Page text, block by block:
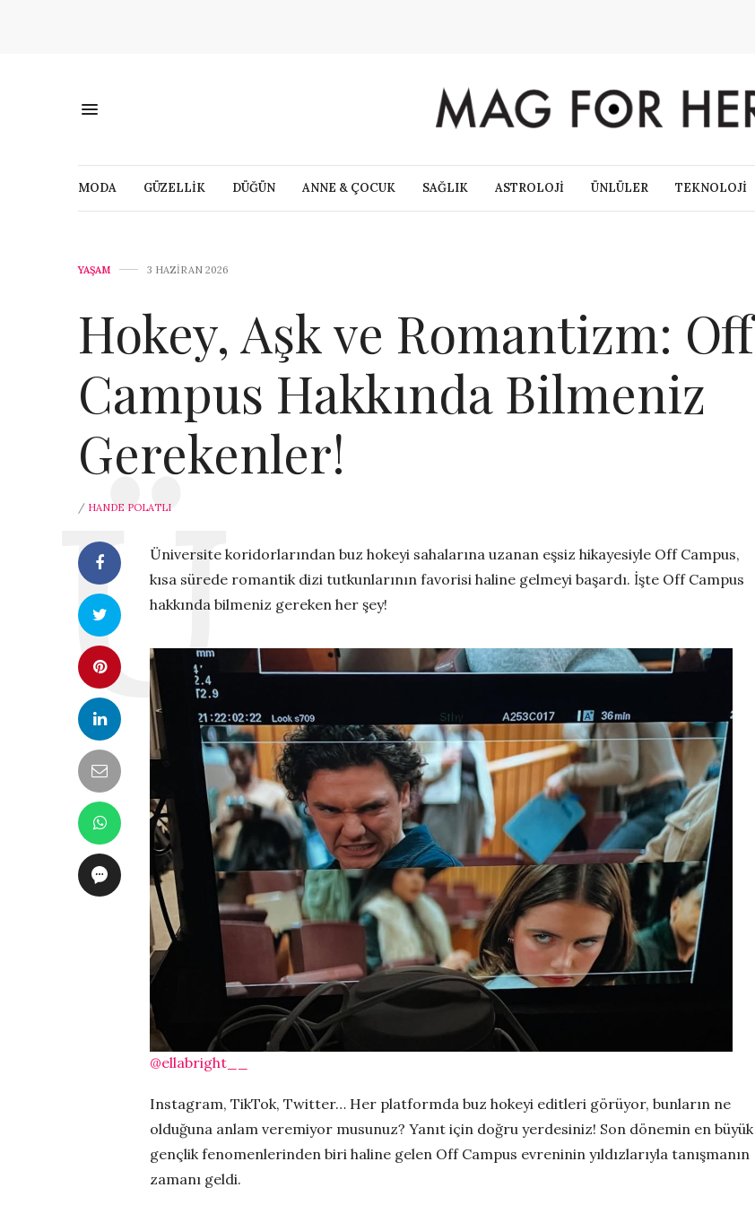
MODA GÜZELLİK DÜĞÜN ANNE & ÇOCUK SAĞLIK ASTROLOJİ ÜNLÜLER TEKNOLOJİ
YAŞAM 3 HAZIRAN 2026
Hokey, Aşk ve Romantizm: Off
Campus Hakkında Bilmeniz
Gerekenler!
/ HANDE POLATLI
Üniversite koridorlarından buz hokeyi sahalarına uzanan eşsiz hikayesiyle Off Campus,
kısa sürede romantik dizi tutkunlarının favorisi haline gelmeyi başardı. İşte Off Campus
hakkında bilmeniz gereken her şey!
@ellabright__
Instagram, TikTok, Twitter… Her platformda buz hokeyi editleri görüyor, bunların ne
olduğuna anlam veremiyor musunuz? Yanıt için doğru yerdesiniz! Son dönemin en büyük
gençlik fenomenlerinden biri haline gelen Off Campus evreninin yıldızlarıyla tanışmanın
zamanı geldi.